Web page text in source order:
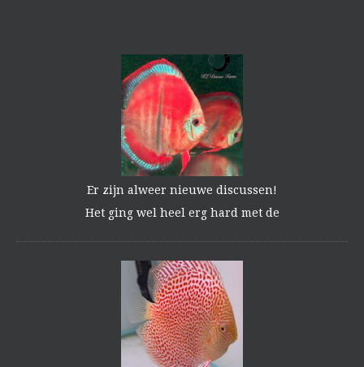
Er zijn alweer nieuwe discussen!
Het ging wel heel erg hard met de